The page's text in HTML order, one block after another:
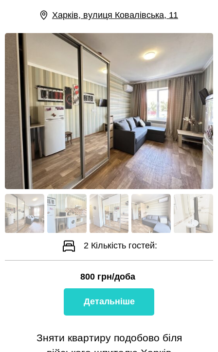
Харків, вулиця Ковалівська, 11
2 Кількість гостей:
800 грн/доба
Детальніше
Зняти квартиру подобово біля